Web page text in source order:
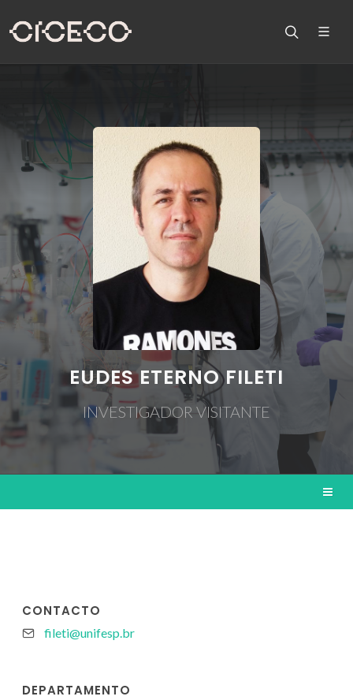
EUDES ETERNO FILETI
INVESTIGADOR VISITANTE
CONTACTO
fileti@unifesp.br
DEPARTAMENTO